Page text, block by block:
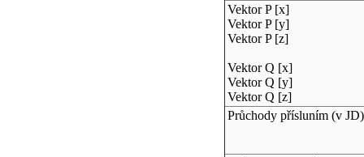
Vektor P [x]
Vektor P [y]
Vektor P [z]
Vektor Q [x]
Vektor Q [y]
Vektor Q [z]
Průchody přísluním (v JD)